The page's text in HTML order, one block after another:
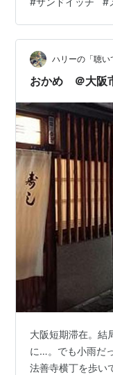
たからいいか。ヒ
やって駅までの道
れておく。 今日
ぶりにメスティン
コールストーブで
ハリーの「聴い
おかめ ＠大阪
大阪短期滞在。結
に…。でも小雨だ
法善寺横丁を歩い